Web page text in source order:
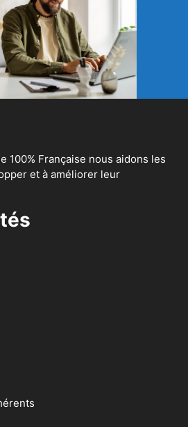
100% Française nous aidons les
et à améliorer leur